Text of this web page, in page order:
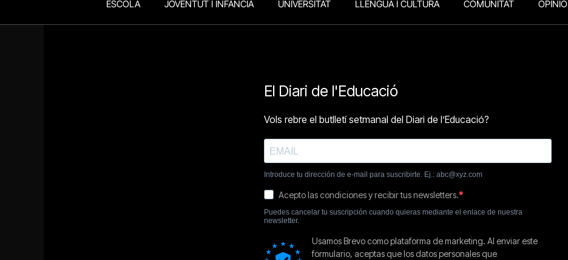
ESCOLA JOVENTUT I INFÀNCIA UNIVERSITAT LLENGUA I CULTURA COMUNITAT OPINIÓ